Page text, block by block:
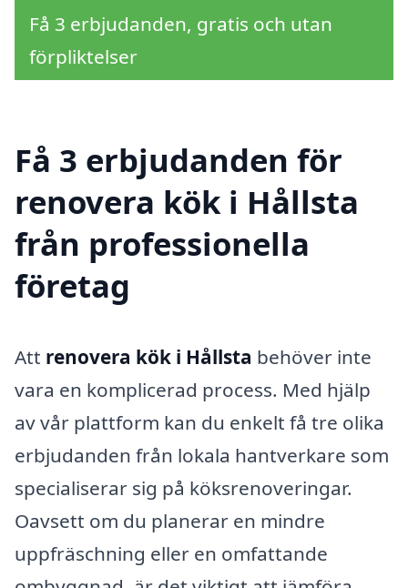
Få 3 erbjudanden, gratis och utan
förpliktelser
Få 3 erbjudanden för
renovera kök i Hållsta
från professionella
företag
Att renovera kök i Hållsta behöver inte
vara en komplicerad process. Med hjälp
av vår plattform kan du enkelt få tre olika
erbjudanden från lokala hantverkare som
specialiserar sig på köksrenoveringar.
Oavsett om du planerar en mindre
uppfräschning eller en omfattande